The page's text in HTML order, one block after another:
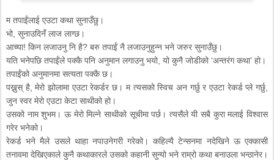
म तपाईंलाई एउटा कथा सुनाउँछु।
भो, सुनाउदिनँ लाज लाग्छ।
आच्या! किन लजाउनु नि है? बरु तपाईं नै लजाउनुहुन्न भने जरुर सुनाउँछु।
यति भनेपछि तपाईंले पक्कै पनि अनुमान लगाउनु भयो, यो कुनै जोडीको ‘अन्तरंग कथा’ हो।
तपाईंको अनुमानमा सत्यता पक्कै छ।
पख्नुस् है, मेरो झोलामा एउटा रेकर्डर छ। म त्यसको स्विच अन गर्छु र एउटा रेकर्ड प्ले गर्छु,
जुन स्वर मेरो एउटा केटा साथीको हो।
उसको नाम शुभम। ऊ मेरो मिल्ने साथीको सूचीमा पर्छ। त्यसैले यी सबै कुरा मलाई विश्वास
गरेर भनेको।
रेकर्ड भने मैले उसले थाहा नपाउनेगरी गरेको। कहिल्यै टेन्सनमा नदेखिने ऊ एक्कासी
तनावमा देखिएकाले कुनै कथाकारले उसको कहानी सुन्यो भने राम्रो कथा बनाउला भन्ठानेर।